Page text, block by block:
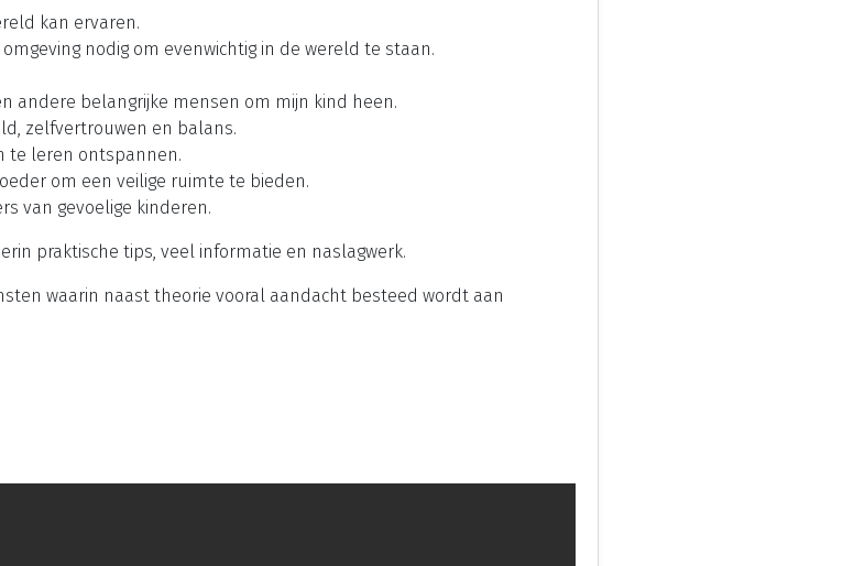
kan ervaren.
nodig om evenwichtig in de wereld te staan.
andere belangrijke mensen om mijn kind heen.
zelfvertrouwen en balans.
te leren ontspannen.
om een veilige ruimte te bieden.
van gevoelige kinderen.
praktische tips, veel informatie en naslagwerk.
waarin naast theorie vooral aandacht besteed wordt aan